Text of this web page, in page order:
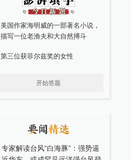
美国作家海明威的一部著名小说，
描写一位老渔夫和大自然搏斗
第三位获菲尔兹奖的女性
开始答题
专家解读台风“白海豚”：强势逼